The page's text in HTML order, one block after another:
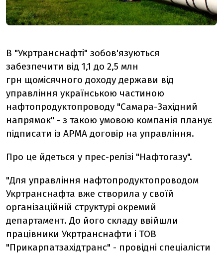
В "Укртранснафті" зобов'язуються
забезпечити від 1,1 до 2,5 млн
грн щомісячного доходу держави від
управління українською частиною
нафтопродуктопроводу "Самара-Західний
напрямок" - з такою умовою компанія планує
підписати із АРМА договір на управління.
Про це йдеться у прес-релізі "Нафтогазу".
"Для управління нафтопродуктопроводом
Укртранснафта вже створила у своїй
організаційній структурі окремий
департамент. До його складу ввійшли
працівники Укртранснафти і ТОВ
"Прикарпатзахідтранс" - провідні спеціалісти